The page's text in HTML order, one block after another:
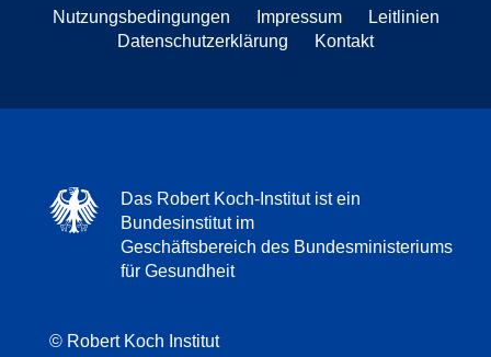
Nutzungsbedingungen Impressum
Leitlinien
Datenschutzerklärung
Kontakt
Das Robert Koch-Institut ist ein
Bundesinstitut im
Geschäftsbereich des Bundesministeriums
für Gesundheit
© Robert Koch Institut